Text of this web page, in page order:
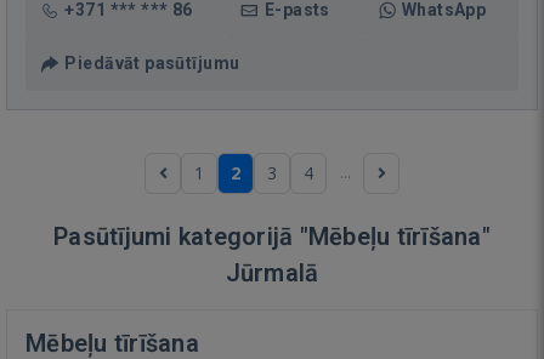
+371 *** *** 86 E-pasts WhatsApp
Piedāvāt pasūtījumu
1 2 3 4 ...
Pasūtījumi kategorijā "Mēbeļu tīrīšana"
Jūrmalā
Mēbeļu tīrīšana